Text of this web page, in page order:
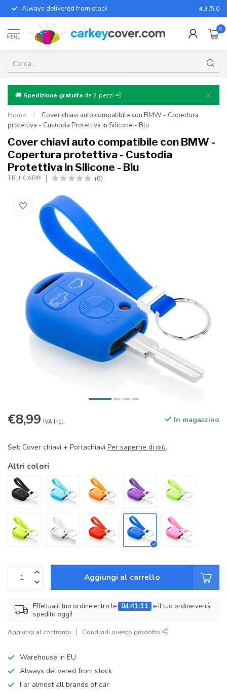
Always delivered from stock For
4.3 /5.0
MENU
0
🚚 Spedizione gratuita da 2 pezzi 💨
Home /
Cover chiavi auto compatibile con BMW - Copertura
protettiva - Custodia Protettiva in Silicone - Blu
Cover chiavi auto compatibile con BMW -
Copertura protettiva - Custodia
Protettiva in Silicone - Blu
TBU CAR® (0)
€8,99 IVA Incl. In magazzino
Set: Cover chiavi + Portachiavi Per saperne di più.
Altri colori
Aggiungi al carrello
Effettua il tuo ordine entro le 04:41:11
e il tuo ordine verrà
spedito oggi!
Aggiungi al confronto Condividi questo prodotto
Warehouse in EU
Always delivered from stock
For almost all brands of car